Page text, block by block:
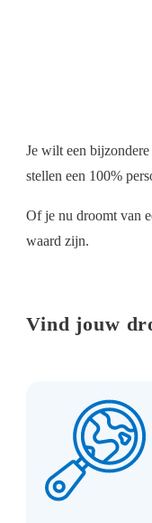
Je wilt een
stellen een 100%
Of je nu droomt van
waard zijn.
Vind jouw